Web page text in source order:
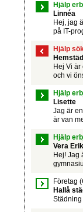
Hjälp
Linnéa
Hej, jag
på IT-
Hjälp
Hej Vi
och vi
Hjälp
Lisette
Jag är
är van
Hjälp
Vera
Hej! Jag
Företag
Hallå
Städning